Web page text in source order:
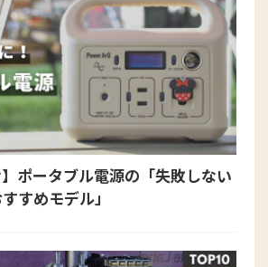
】ポータブル電源の「失敗しない
すめモデル」